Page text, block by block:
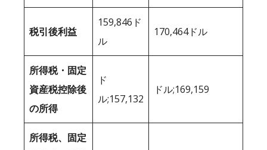
税引後利益
159,846ド
ル
170,464ドル
所得税・固定
資産税控除後
の所得
ド
ル;157,132
ドル;169,159
所得税、固定